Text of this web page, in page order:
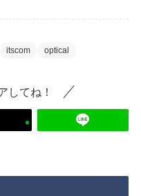
itscom optical
してね！